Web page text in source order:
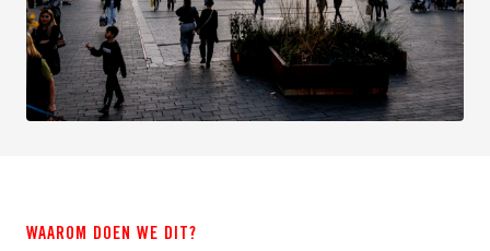
WAAROM DOEN WE DIT?